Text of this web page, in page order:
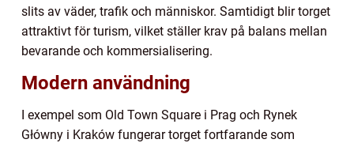
slits av väder, trafik och människor. Samtidigt blir torget
attraktivt för turism, vilket ställer krav på balans mellan
bevarande och kommersialisering.
Modern användning
I exempel som Old Town Square i Prag och Rynek
Główny i Kraków fungerar torget fortfarande som